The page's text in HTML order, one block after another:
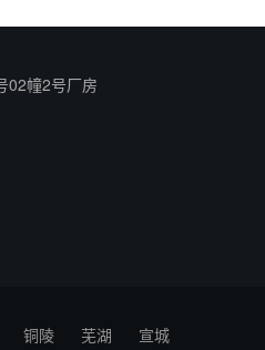
02幢2号厂房
铜陵 芜湖 宣城